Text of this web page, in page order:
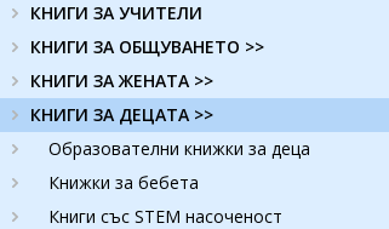
КНИГИ ЗА УЧИТЕЛИ
КНИГИ ЗА ОБЩУВАНЕТО >>
КНИГИ ЗА ЖЕНАТА >>
КНИГИ ЗА ДЕЦАТА >>
Образователни книжки за деца
Книжки за бебета
Книги със STEM насоченост